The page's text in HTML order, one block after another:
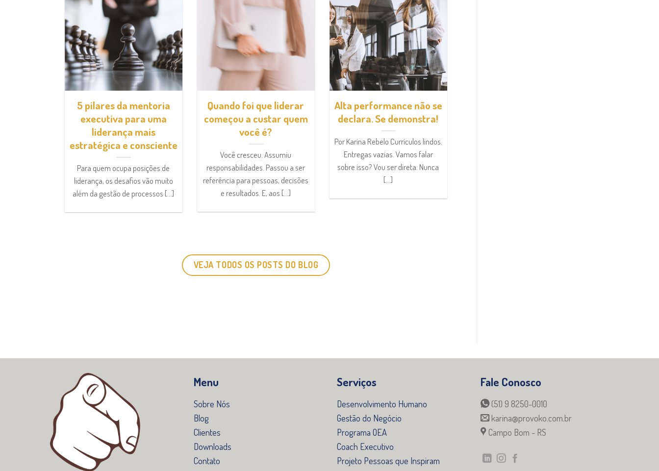
5 pilares da mentoria
executiva para uma
liderança mais
estratégica e consciente
Para quem ocupa posições de
liderança, os desafios vão muito
além da gestão de processos [...]
Quando foi que liderar
começou a custar quem
você é?
Você cresceu. Assumiu
responsabilidades. Passou a ser
referência para pessoas, decisões
e resultados. E, aos [...]
Alta performance não se
declara. Se demonstra!
Por Karina Rebelo Currículos lindos.
Entregas vazias. Vamos falar
sobre isso? Vou ser direta: Nunca
[...]
VEJA TODOS OS POSTS DO BLOG
Menu
Sobre Nós
Blog
Clientes
Downloads
Contato
Serviços
Desenvolvimento Humano
Gestão do Negócio
Programa OEA
Coach Executivo
Projeto Pessoas que Inspiram
Fale Conosco
(51) 9 8250-0010
karina@provoko.com.br
Campo Bom - RS